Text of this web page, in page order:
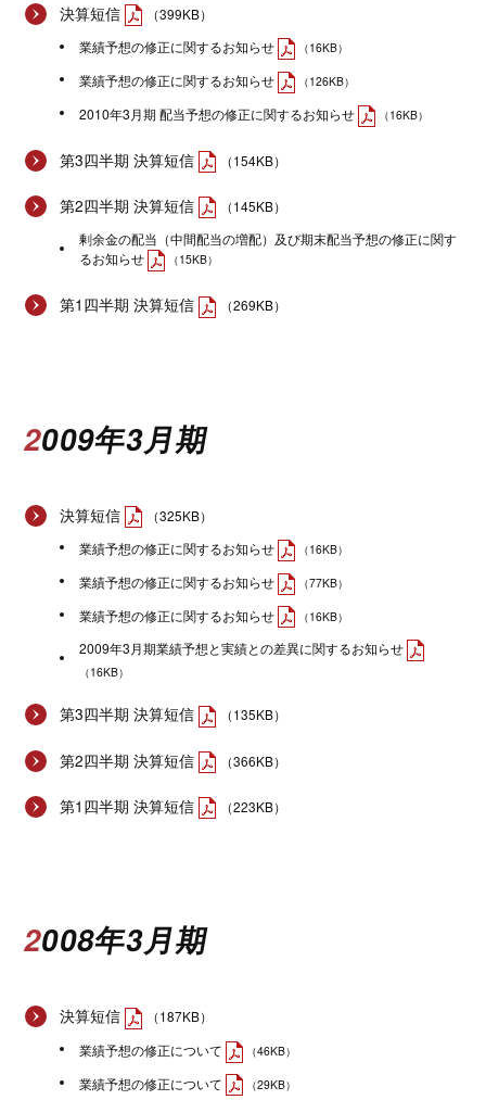
決算短信
（399KB）
業績予想の修正に関するお知らせ
（16KB）
業績予想の修正に関するお知らせ （126KB）
2010年3月期 配当予想の修正に関するお知らせ （16KB）
第3四半期 決算短信 （154KB）
第2四半期 決算短信
（145KB）
剰余金の配当（中間配当の増配）及び期末配当予想の修正に関す
るお知らせ
（15KB）
第1四半期 決算短信 （269KB）
2009年3月期
決算短信
（325KB）
業績予想の修正に関するお知らせ
（16KB）
業績予想の修正に関するお知らせ （77KB）
業績予想の修正に関するお知らせ （16KB）
2009年3月期業績予想と実績との差異に関するお知らせ
（16KB）
第3四半期 決算短信 （135KB）
第2四半期 決算短信 （366KB）
第1四半期 決算短信 （223KB）
2008年3月期
決算短信
（187KB）
業績予想の修正について
（46KB）
業績予想の修正について （29KB）